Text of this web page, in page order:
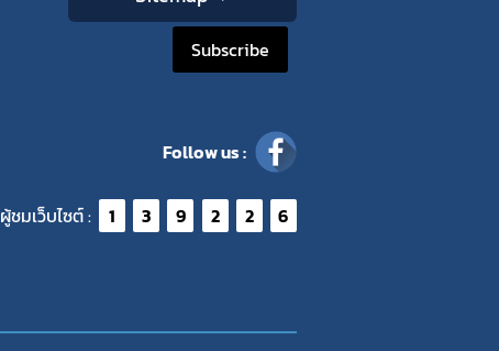
Subscribe
Follow us :
ผู้ชมเว็บไซต์ : 1 3 9 2 2 6